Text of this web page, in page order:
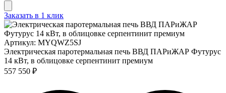
Заказать в 1 клик
Артикул: MYQWZ5SJ
Электрическая паротермальная печь ВВД ПАРиЖАР Футурус
14 кВт, в облицовке серпентинит премиум
557 550 ₽